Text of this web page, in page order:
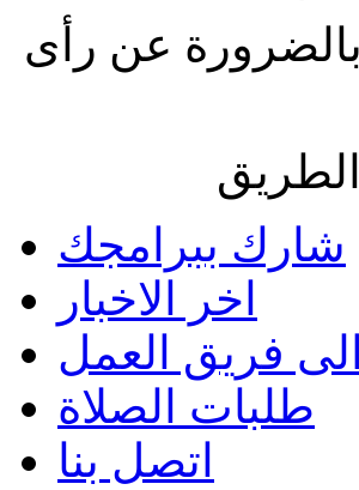
بالضرورة عن رأى
شارك ببرامجك
اخر الاخبار
فريق العمل
طلبات الصلاة
اتصل بنا